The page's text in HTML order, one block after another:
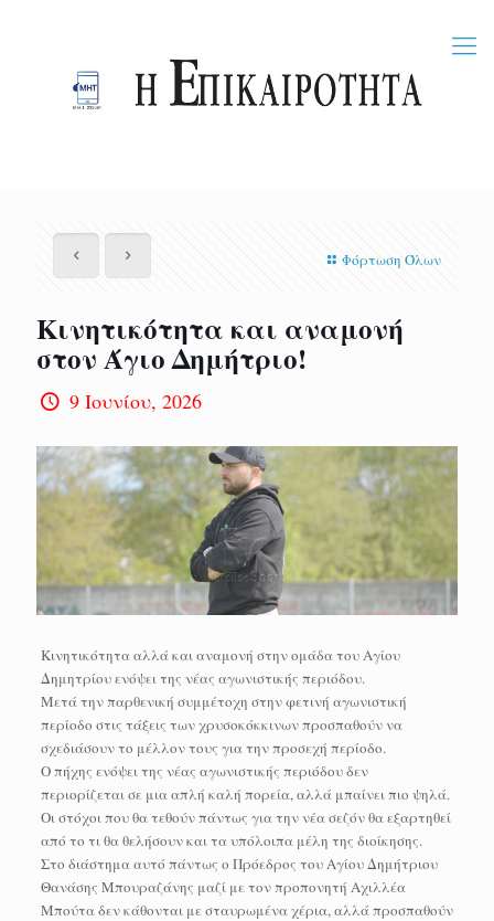
Φόρτωση Όλων
Κινητικότητα και αναμονή
στον Άγιο Δημήτριο!
9 Ιουνίου, 2026
Κινητικότητα αλλά και αναμονή στην ομάδα του Αγίου
Δημητρίου ενόψει της νέας αγωνιστικής περιόδου.
Μετά την παρθενική συμμέτοχη στην φετινή αγωνιστική
περίοδο στις τάξεις των χρυσοκόκκινων προσπαθούν να
σχεδιάσουν το μέλλον τους για την προσεχή περίοδο.
Ο πήχης ενόψει της νέας αγωνιστικής περιόδου δεν
περιορίζεται σε μια απλή καλή πορεία, αλλά μπαίνει πιο ψηλά.
Οι στόχοι που θα τεθούν πάντως για την νέα σεζόν θα εξαρτηθεί
από το τι θα θελήσουν και τα υπόλοιπα μέλη της διοίκησης.
Στο διάστημα αυτό πάντως ο Πρόεδρος του Αγίου Δημήτριου
Θανάσης Μπουραζάνης μαζί με τον προπονητή Αχιλλέα
Μπούτα δεν κάθονται με σταυρωμένα χέρια, αλλά προσπαθούν